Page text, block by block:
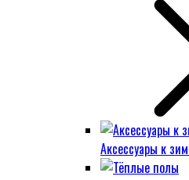
Аксессуары к